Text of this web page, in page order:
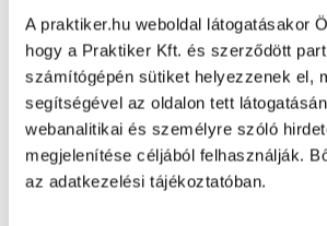
A praktiker.hu weboldal látogatásakor
hogy a Praktiker Kft. és szerződött
számítógépén sütiket helyezzenek el,
segítségével az oldalon tett
webanalitikai és személyre szóló
megjelenítése céljából felhasználják.
az adatkezelési tájékoztatóban.
Oldal újratöltése